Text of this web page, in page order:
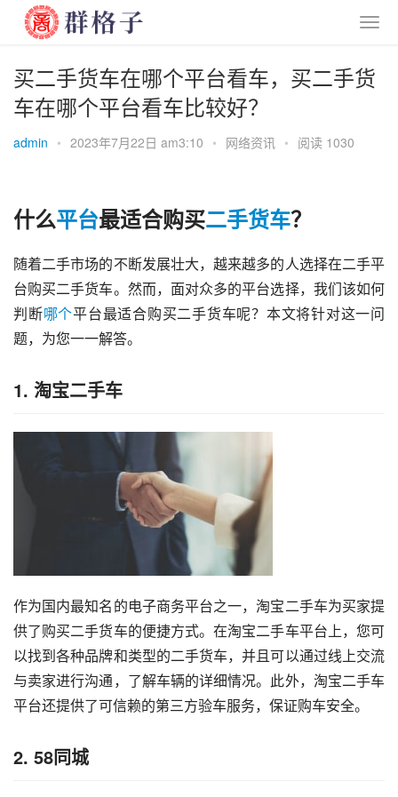
买二手货车在哪个平台看车，买二手货
车在哪个平台看车比较好？
admin • 2023年7月22日 am3:10 • 网络资讯 • 阅读 1030
什么平台最适合购买二手货车？
随着二手市场的不断发展壮大，越来越多的人选择在二手平
台购买二手货车。然而，面对众多的平台选择，我们该如何
判断哪个平台最适合购买二手货车呢？本文将针对这一问
题，为您一一解答。
1. 淘宝二手车
作为国内最知名的电子商务平台之一，淘宝二手车为买家提
供了购买二手货车的便捷方式。在淘宝二手车平台上，您可
以找到各种品牌和类型的二手货车，并且可以通过线上交流
与卖家进行沟通，了解车辆的详细情况。此外，淘宝二手车
平台还提供了可信赖的第三方验车服务，保证购车安全。
2. 58同城